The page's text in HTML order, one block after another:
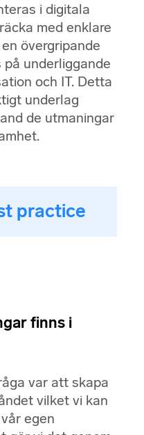
i digitala
med enklare
övergripande
underliggande
och IT. Detta
underlag
de utmaningar
practice
finns i
var att skapa
vilket vi kan
egen